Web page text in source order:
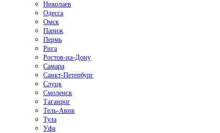
Николаев
Одесса
Омск
Париж
Пермь
Рига
Ростов-на-Дону
Самара
Санкт-Петербург
Слуцк
Смоленск
Таганрог
Тель-Авив
Тула
Уфа